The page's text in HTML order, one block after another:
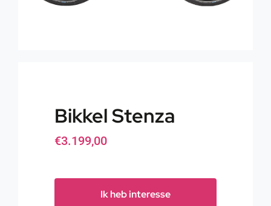
Bikkel Stenza
€3.199,00
Ik heb interesse